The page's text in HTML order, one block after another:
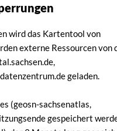
wird das Kartentool von
externe Ressourcen von
geladen.
(geosn-sachsenatlas,
gespeichert